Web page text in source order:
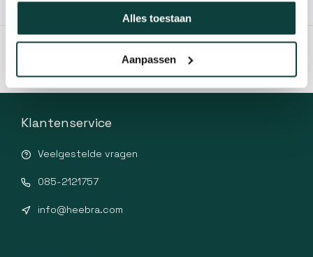
Alles toestaan
Aanpassen
Klantenservice
Veelgestelde vragen
085-2121757
info@heebra.com